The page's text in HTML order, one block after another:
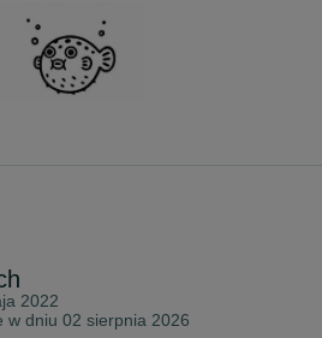
do Ciebie bezpiecznie, ponieważ:
worki wypełnione czystym tlenem z
na terenie całej Polski, w pełnej
przepisami prawa.
oraz zawartą umowę, które
żywych zwierząt.
2022
w dniu 02 sierpnia 2026